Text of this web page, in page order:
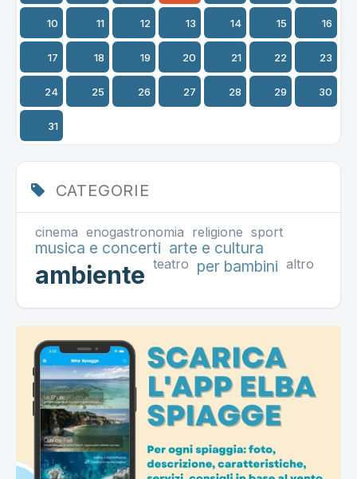
10 11 12 13 14 15 16
17 18 19 20 21 22 23
24 25 26 27 28 29 30
31
CATEGORIE
cinema enogastronomia religione sport
musica e concerti arte e cultura
ambiente teatro per bambini altro